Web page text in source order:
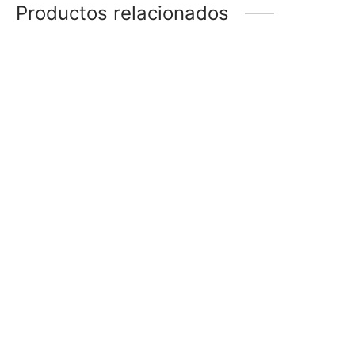
Productos relacionados